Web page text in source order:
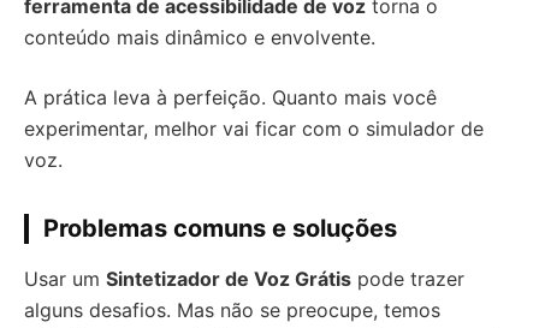
ferramenta de acessibilidade de voz torna o
conteúdo mais dinâmico e envolvente.
A prática leva à perfeição. Quanto mais você
experimentar, melhor vai ficar com o simulador de
voz.
Problemas comuns e soluções
Usar um Sintetizador de Voz Grátis pode trazer
alguns desafios. Mas não se preocupe, temos